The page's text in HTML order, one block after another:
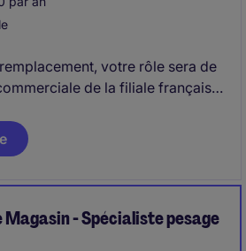
votre rôle sera de
de la filiale française,
d'une quinzaine de
itinérants et
- Spécialiste pesage